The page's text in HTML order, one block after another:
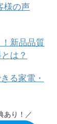
様の声
新品品質
は？
る家電・
あり！／